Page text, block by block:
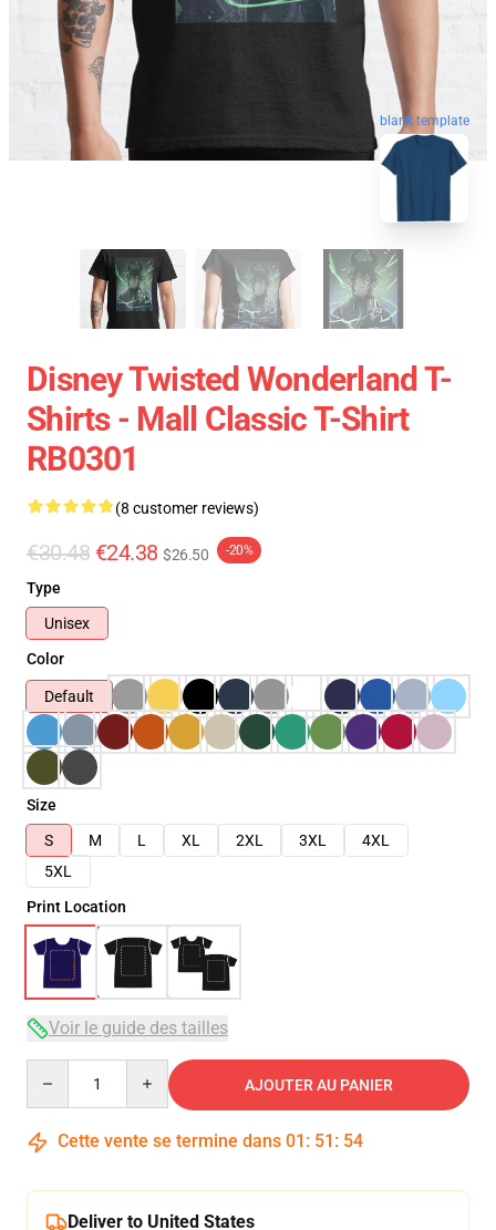
blank template
Disney Twisted Wonderland T-
Shirts - Mall Classic T-Shirt
RB0301
(8 customer reviews)
€30.48 €24.38 $26.50 -20%
Type
Unisex
Color
Default
Size
S
M L XL 2XL 3XL
4XL
5XL
Print Location
Voir le guide des tailles
AJOUTER AU PANIER
Cette vente se termine dans 01 : 51 : 54
Deliver to United States